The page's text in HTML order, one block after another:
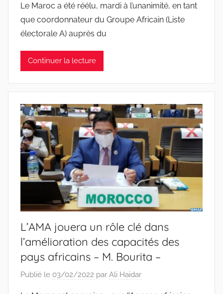
Le Maroc a été réélu, mardi à l’unanimité, en tant
que coordonnateur du Groupe Africain (Liste
électorale A) auprès du
Continuer la lecture
L’AMA jouera un rôle clé dans
l’amélioration des capacités des
pays africains – M. Bourita –
Publié le 03/02/2022 par Ali Haidar